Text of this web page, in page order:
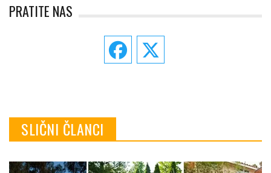
PRATITE NAS
SLIČNI ČLANCI